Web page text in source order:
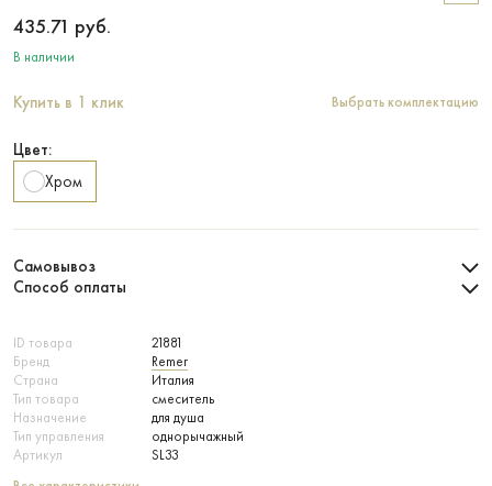
ID товара
21881
Бренд
Remer
Страна
Италия
Тип товара
смеситель
Назначение
для душа
Тип управления
однорычажный
Артикул
SL33
435.71 руб.
В наличии
Купить в 1 клик Выбрать комплектацию
Цвет:
Хром
Самовывоз
Способ оплаты